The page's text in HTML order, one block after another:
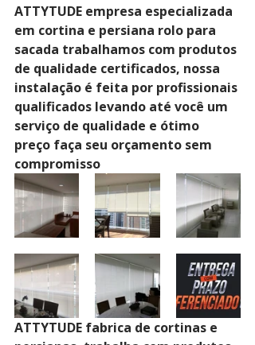
ATTYTUDE empresa especializada
em cortina e persiana rolo para
sacada trabalhamos com produtos
de qualidade certificados, nossa
instalação é feita por profissionais
qualificados levando até você um
serviço de qualidade e ótimo
preço faça seu orçamento sem
compromisso
ATTYTUDE fabrica de cortinas e